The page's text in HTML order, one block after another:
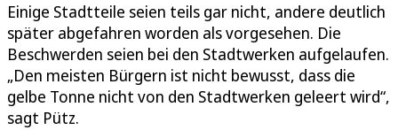
Einige Stadtteile seien teils gar nicht, andere deutlich
später abgefahren worden als vorgesehen. Die
Beschwerden seien bei den Stadtwerken aufgelaufen.
„Den meisten Bürgern ist nicht bewusst, dass die
gelbe Tonne nicht von den Stadtwerken geleert wird“,
sagt Pütz.